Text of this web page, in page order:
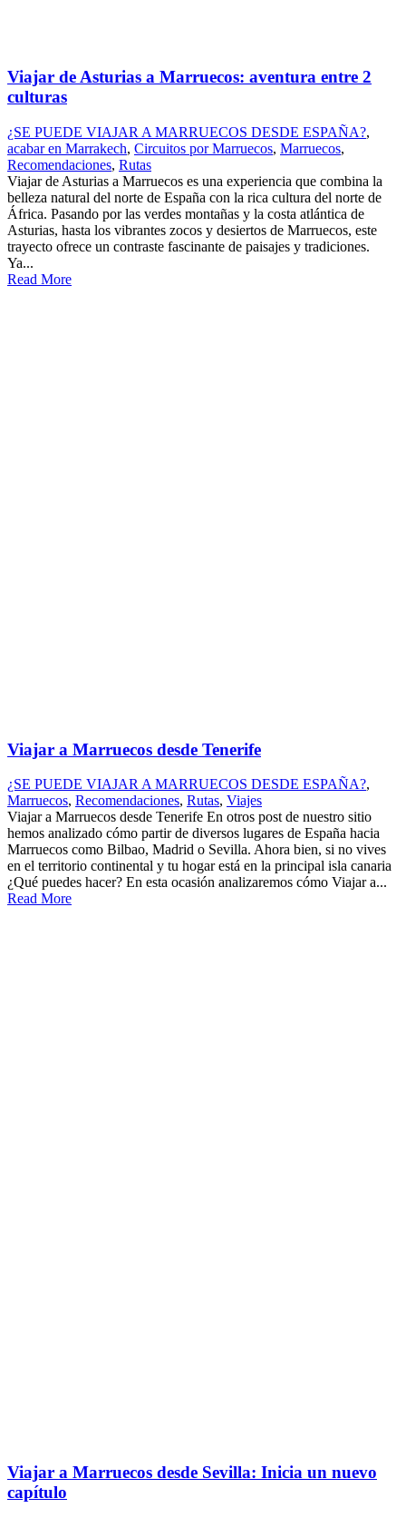
Viajar de Asturias a Marruecos: aventura entre 2
culturas
¿SE PUEDE VIAJAR A MARRUECOS DESDE ESPAÑA?,
acabar en Marrakech, Circuitos por Marruecos, Marruecos,
Recomendaciones, Rutas
Viajar de Asturias a Marruecos es una experiencia que combina la
belleza natural del norte de España con la rica cultura del norte de
África. Pasando por las verdes montañas y la costa atlántica de
Asturias, hasta los vibrantes zocos y desiertos de Marruecos, este
trayecto ofrece un contraste fascinante de paisajes y tradiciones.
Ya...
Read More
Viajar a Marruecos desde Tenerife
¿SE PUEDE VIAJAR A MARRUECOS DESDE ESPAÑA?,
Marruecos, Recomendaciones, Rutas, Viajes
Viajar a Marruecos desde Tenerife En otros post de nuestro sitio
hemos analizado cómo partir de diversos lugares de España hacia
Marruecos como Bilbao, Madrid o Sevilla. Ahora bien, si no vives
en el territorio continental y tu hogar está en la principal isla canaria
¿Qué puedes hacer? En esta ocasión analizaremos cómo Viajar a...
Read More
Viajar a Marruecos desde Sevilla: Inicia un nuevo
capítulo